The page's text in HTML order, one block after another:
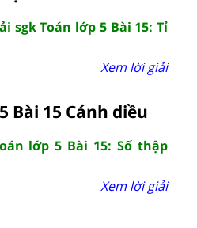
sgk Toán lớp 5 Bài 15: Tỉ
Xem lời giải
Bài 15 Cánh diều
lớp 5 Bài 15: Số thập
Xem lời giải